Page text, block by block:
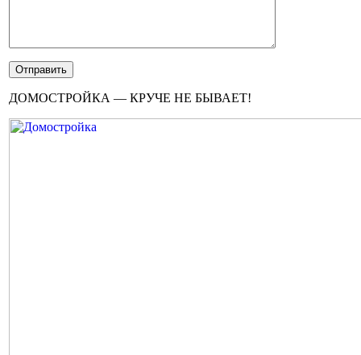
ДОМОСТРОЙКА — КРУЧЕ НЕ БЫВАЕТ!